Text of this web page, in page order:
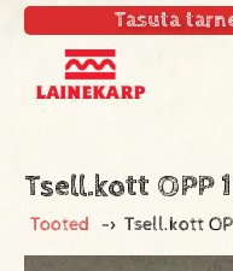
Tasuta
Tsell.kott OPP
Tooted -> Tsell.kott